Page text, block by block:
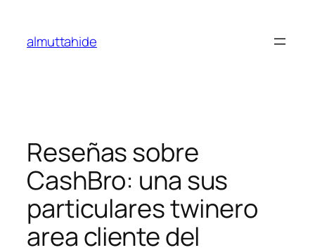
content
almuttahide
Reseñas sobre
CashBro: una sus
particulares twinero
area cliente del